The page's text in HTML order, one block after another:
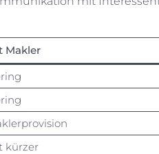
Makler
kürzer